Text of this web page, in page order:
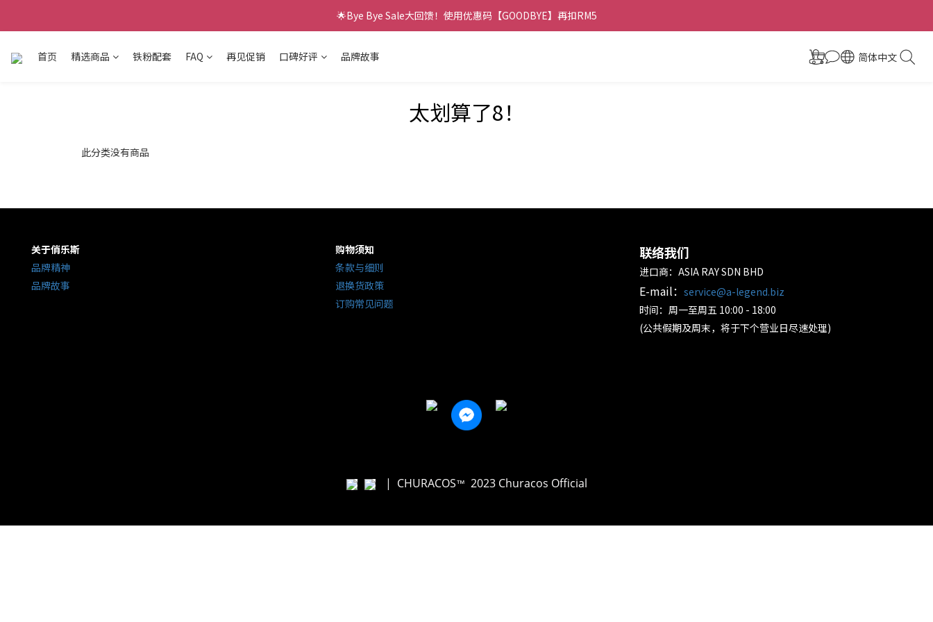
🌟Bye Bye Sale大回馈！使用优惠码【GOODBYE】再扣RM5
首页 精选商品 铁粉配套 FAQ 再见促销 口碑好评 品牌故事 简体中文
太划算了8！
此分类没有商品
关于俏乐斯
品牌精神
品牌故事
购物须知
条款与细则
退换货政策
订购常见问题
联络我们
进口商：ASIA RAY SDN BHD
E-mail： service@a-legend.biz
时间：周一至周五 10:00 - 18:00
(公共假期及周末，将于下个营业日尽速处理)
| CHURACOS™ 2023 Churacos Official